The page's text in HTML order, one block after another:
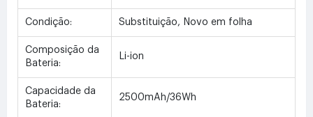
Condição: Substituição, Novo em folha
Composição da
Bateria:
Li-ion
Capacidade da
Bateria:
2500mAh/36Wh